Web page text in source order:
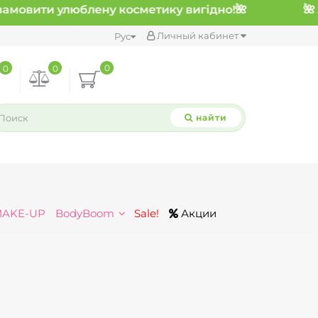
улюблену косметику вигідно!🌺
Личный кабинет
Рус
0
0
0
найти
UP BodyBoom Sale! Акции